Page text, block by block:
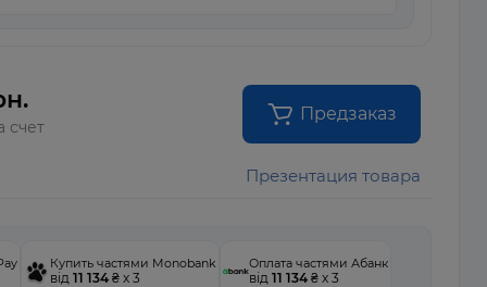
счет
Предзаказ
Презентация товара
Купить частями Monobank
від 11 134 ₴ x 3
Оплата частями Абанк
від 11 134 ₴ x 3